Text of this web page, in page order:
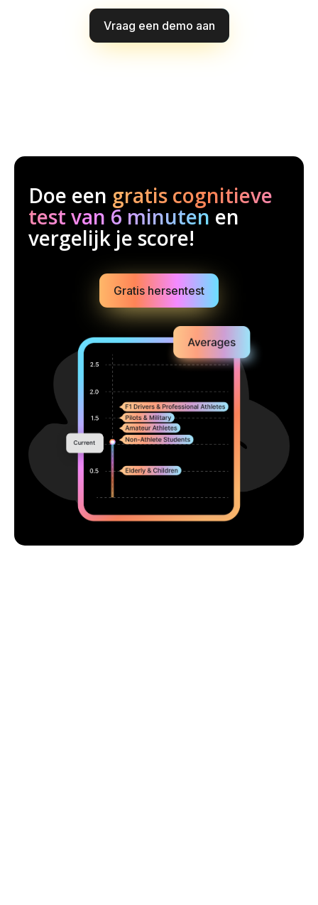
Vraag een demo aan
Doe een gratis cognitieve
test van 6 minuten en
vergelijk je score!
Gratis hersentest